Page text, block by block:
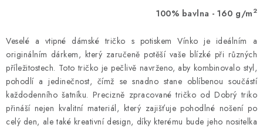
100% bavlna - 160 g/m 2
Veselé a vtipné dámské tričko s potiskem Vínko je ideálním a
originálním dárkem, který zaručeně potěší vaše blízké při různých
příležitostech. Toto tričko je pečlivě navrženo, aby kombinovalo styl,
pohodlí a jedinečnost, čímž se snadno stane oblíbenou součástí
každodenního šatníku. Precizně zpracované tričko od Dobrý triko
přináší nejen kvalitní materiál, který zajišťuje pohodlné nošení po
celý den, ale také kreativní design, díky kterému bude jeho nositelka